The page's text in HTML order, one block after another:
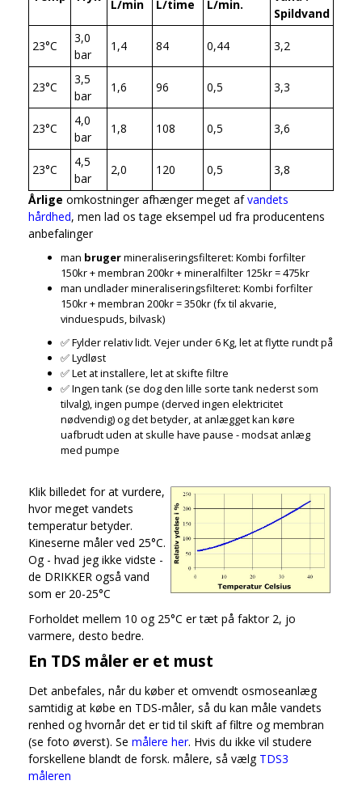
L/min
L/time
L/min.
Spildvand
23°C
3,0
bar
1,4 84 0,44 3,2
23°C
3,5
bar
1,6 96 0,5 3,3
23°C
4,0
bar
1,8 108 0,5 3,6
23°C
4,5
bar
2,0 120 0,5
3,8
Årlige omkostninger afhænger meget afvandets
hårdhed, men lad os tage eksempel ud fra producentens
anbefalinger
man brugermineraliseringsfilteret: Kombi forfilter
150kr + membran 200kr + mineralfilter 125kr = 475kr
man undlader mineraliseringsfilteret: Kombi forfilter
150kr + membran 200kr = 350kr (fx til akvarie,
vinduespuds, bilvask)
✅ Fylder relativ lidt. Vejer under 6 Kg, let at flytte rundt på
✅ Lydløst
✅ Let at installere, let at skifte filtre
✅ Ingen tank (se dog den lille sorte tank nederst som
tilvalg), ingen pumpe (derved ingen elektricitet
nødvendig) og det betyder, at anlægget kan køre
uafbrudt uden at skulle have pause - modsat anlæg
med pumpe
Klik billedet for at vurdere,
hvor meget vandets
temperatur betyder.
Kineserne måler ved 25°C.
Og - hvad jeg ikke vidste -
de DRIKKER også vand
som er 20-25°C
Forholdet mellem 10 og 25°C er tæt på faktor 2, jo
varmere, desto bedre.
En TDS måler er et must
Det anbefales, når du køber et omvendt osmoseanlæg
samtidig at købe en TDS-måler, så du kan måle vandets
renhed og hvornår det er tid til skift af filtre og membran
(se foto øverst). Se målere her. Hvis du ikke vil studere
forskellene blandt de forsk. målere, så vælg TDS3
måleren